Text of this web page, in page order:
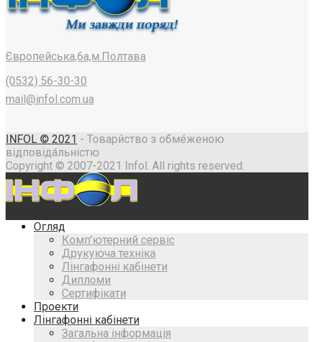
Європейська,6a,м.Полтава
(0532) 56-30-30
mail@infol.com.ua
INFOL © 2021 - Товари́ство з обме́женою
відповіда́льністю
Copyright © 2007-2021 Infol. All rights reserved.
Огляд
Комп’ютерний сервіс
Друкуюча техніка
Лінгафонні кабінети
Дипломи
Сертифікати
Проекти
Лінгафонні кабінети
Загальна інформація